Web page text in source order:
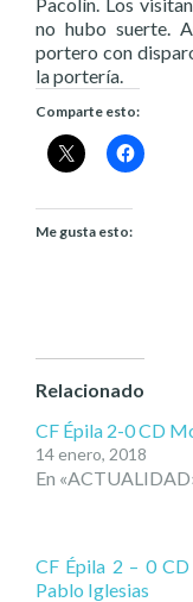
no hubo suerte.
portero con
la portería.
Comparte esto:
Me gusta esto:
Relacionado
CF Épila 2-0 CD
14 enero, 2018
En
CF Épila 2 – 0
Pablo Iglesias